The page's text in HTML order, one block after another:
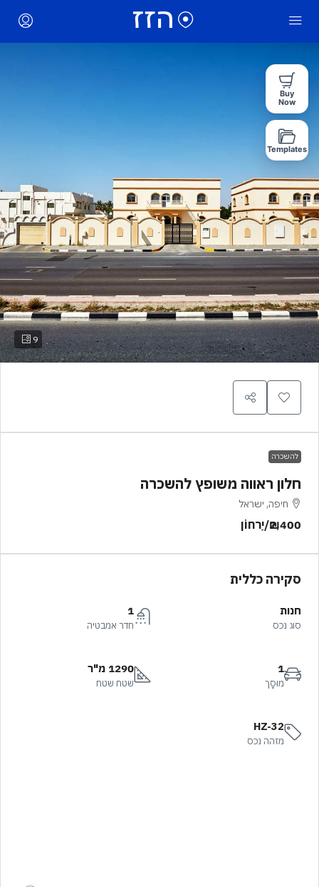
9
להשכרה
חלון ראווה משופץ להשכרה
חיפה, ישראל
₪2,400/יַרחוֹן
סקירה כללית
חנות
סוג נכס
1
חדר אמבטיה
1
מוּסָך
1290 מ"ר
שטח שטח
HZ-32
מזהה נכס
Buy
Now
Templates